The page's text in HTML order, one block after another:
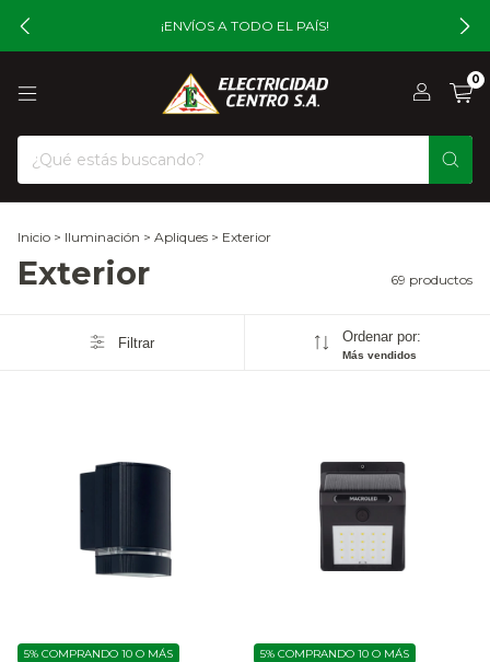
¡ENVÍOS A TODO EL PAÍS!
0
Inicio > Iluminación > Apliques > Exterior
Exterior 69 productos
Filtrar Ordenar por:
Más vendidos
5% COMPRANDO 10 O MÁS 5% COMPRANDO 10 O MÁS